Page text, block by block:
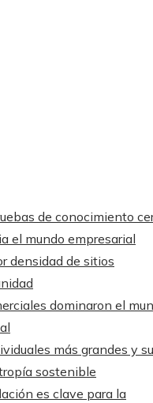
de conocimiento
el mundo empresarial
densidad de sitios
dominaron el
más grandes y su
sostenible
es clave para la